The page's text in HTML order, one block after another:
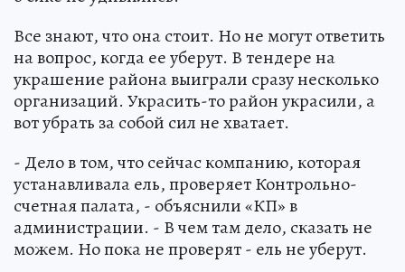
Все знают, что она стоит. Но не могут ответить
на вопрос, когда ее уберут. В тендере на
украшение района выиграли сразу несколько
организаций. Украсить-то район украсили, а
вот убрать за собой сил не хватает.
- Дело в том, что сейчас компанию, которая
устанавливала ель, проверяет Контрольно-
счетная палата, - объяснили «КП» в
администрации. - В чем там дело, сказать не
можем. Но пока не проверят - ель не уберут.